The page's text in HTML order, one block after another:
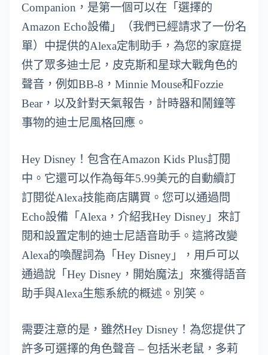
Companion，是第一個可以在「選擇的
Amazon Echo設備」（我們已經請求了一份名
單）中提供的Alexa定制助手，為您的家庭提
供了眾多迪士尼，皮克斯和星球大戰角色的
聲音，例如BB-8，Minnie Mouse和Fozzie
Bear，以及針對天氣報告，計時器和鬧鐘等
事物的迪士尼風格回應。
Hey Disney！包含在Amazon Kids Plus訂閱
中。它還可以作為每年5.99美元的自動續訂
訂閱從Alexa技能商店購買。您可以通過問
Echo設備「Alexa，介紹我Hey Disney」來訂
閱和設置定制的迪士尼語音助手。這將改變
Alexa的喚醒詞為「Hey Disney」，用戶可以
通過說「Hey Disney，開始魔法」來獲得語音
助手與Alexa生態系統的概述。別笑。
需要注意的是，雖然Hey Disney！為您提供了
許多可選擇的角色聲音 – 包括米老鼠，多莉